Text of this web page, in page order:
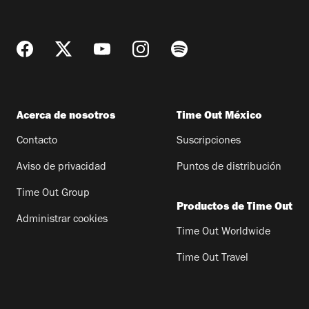
Acerca de nosotros
Contacto
Aviso de privacidad
Time Out Group
Administrar cookies
Time Out México
Suscripciones
Puntos de distribución
Productos de Time Out
Time Out Worldwide
Time Out Travel